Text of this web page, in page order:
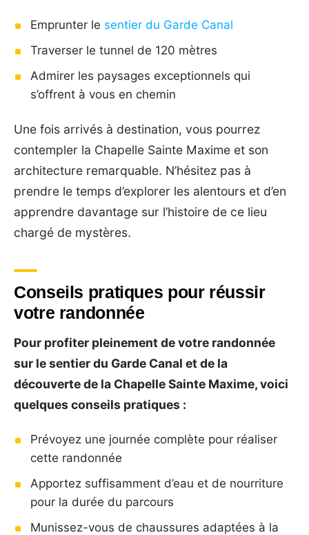
Emprunter le sentier du Garde Canal
Traverser le tunnel de 120 mètres
Admirer les paysages exceptionnels qui
s’offrent à vous en chemin
Une fois arrivés à destination, vous pourrez
contempler la Chapelle Sainte Maxime et son
architecture remarquable. N’hésitez pas à
prendre le temps d’explorer les alentours et d’en
apprendre davantage sur l’histoire de ce lieu
chargé de mystères.
Conseils pratiques pour réussir
votre randonnée
Pour profiter pleinement de votre randonnée
sur le sentier du Garde Canal et de la
découverte de la Chapelle Sainte Maxime, voici
quelques conseils pratiques :
Prévoyez une journée complète pour réaliser
cette randonnée
Apportez suffisamment d’eau et de nourriture
pour la durée du parcours
Munissez-vous de chaussures adaptées à la